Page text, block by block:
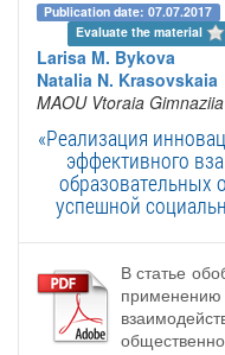
Publication date: 07.07.2017
Evaluate the material
Larisa M. Bykova
Natalia N. Krasovskaia
MAOU Vtoraia Gimnaziia
«Реализация
эффективного
образовательных
успешной
В статье